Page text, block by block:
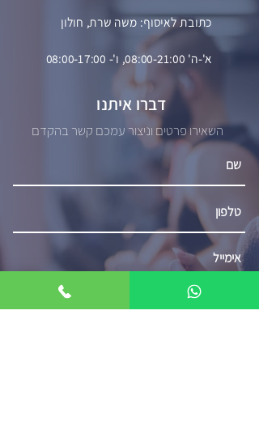
כתובת לאיסוף: משה שרת, חולון
א'-ה' 08:00-21:00, ו'- 08:00-17:00
דברו איתנו
השאירו פרטים וניצור עמכם קשר בהקדם